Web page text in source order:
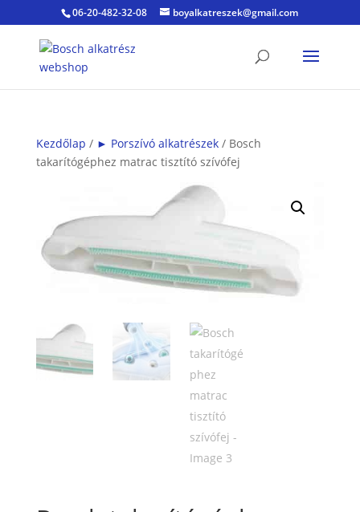
06-20-482-32-08 boyalkatreszek@gmail.com
Kezdőlap / ► Porszívó alkatrészek/ Bosch
takarítógéphez matrac tisztító szívófej